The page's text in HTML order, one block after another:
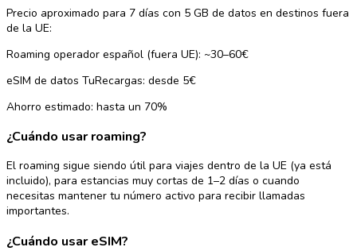
Precio aproximado para 7 días con 5 GB de datos en destinos fuera
de la UE:
Roaming operador español (fuera UE): ~30–60€
eSIM de datos TuRecargas: desde 5€
Ahorro estimado: hasta un 70%
¿Cuándo usar roaming?
El roaming sigue siendo útil para viajes dentro de la UE (ya está
incluido), para estancias muy cortas de 1–2 días o cuando
necesitas mantener tu número activo para recibir llamadas
importantes.
¿Cuándo usar eSIM?